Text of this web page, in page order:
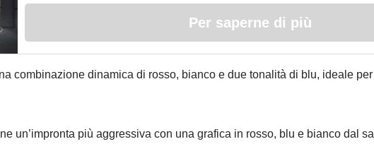
Per saperne di più
combinazione dinamica di rosso, bianco e due tonalità di blu, ideale
un’impronta più aggressiva con una grafica in rosso, blu e bianco dal